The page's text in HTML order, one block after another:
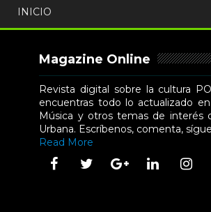
INICIO
Magazine Online
Revista digital sobre la cultura
encuentras todo lo actualizado
Música y otros temas de interés
Urbana. Escríbenos, comenta,
Read More